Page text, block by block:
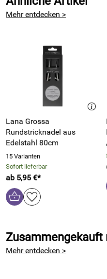
Mehr entdecken >
Lana Grossa
Rundstricknadel aus
Edelstahl 80cm
15 Varianten
Sofort lieferbar
ab 5,95 €*
Zusammengekauft
Mehr entdecken >